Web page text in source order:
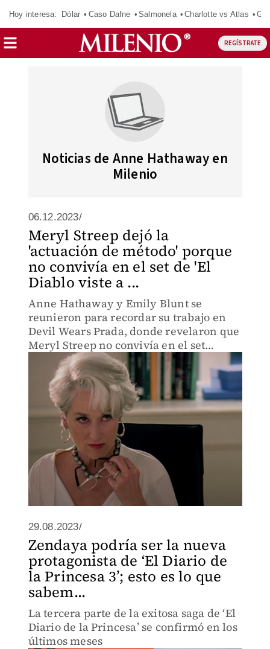
Hoy interesa: Dólar Caso Dafne Salmonela Charlotte vs Atlas
REGÍSTRATE
Noticias de Anne Hathaway en
Milenio
06.12.2023/
Meryl Streep dejó la
'actuación de método' porque
no convivía en el set de 'El
Diablo viste a ...
Anne Hathaway y Emily Blunt se
reunieron para recordar su trabajo en
Devil Wears Prada, donde revelaron que
Meryl Streep no convivía en el set
debido a que hacía "actuación de
método"
29.08.2023/
Zendaya podría ser la nueva
protagonista de ‘El Diario de
la Princesa 3’; esto es lo que
sabem...
La tercera parte de la exitosa saga de ‘El
Diario de la Princesa’ se confirmó en los
últimos meses